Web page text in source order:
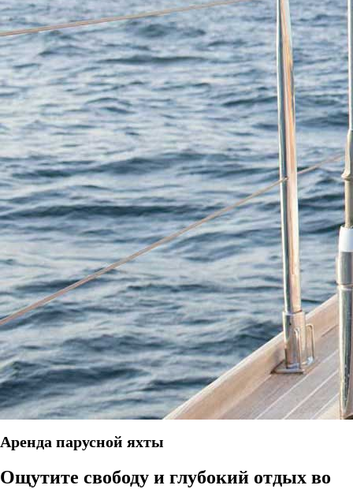
Aренда парусной яхты
Ощутите свободу и глубокий отдых во